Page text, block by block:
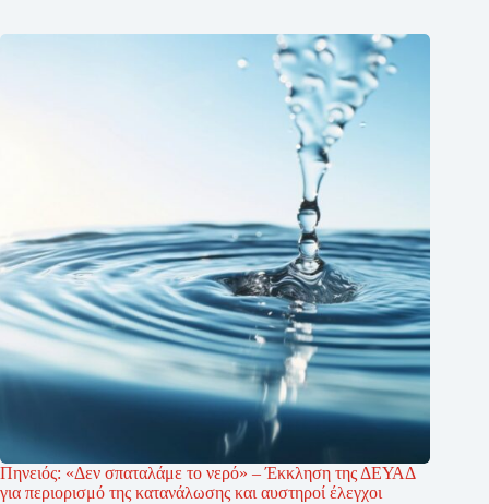
Πηνειός: «Δεν σπαταλάμε το νερό» – Έκκληση της ΔΕΥΑΔ
για περιορισμό της κατανάλωσης και αυστηροί έλεγχοι